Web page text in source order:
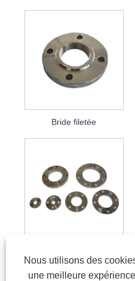
Bride filetée
Nous utilisons des
une meilleure